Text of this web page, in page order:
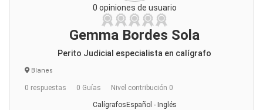
0 opiniones de usuario
Gemma Bordes Sola
Perito Judicial especialista en calígrafo
Blanes
0 respuestas 0 Guías Nivel contribución 0
CalígrafosEspañol - Inglés